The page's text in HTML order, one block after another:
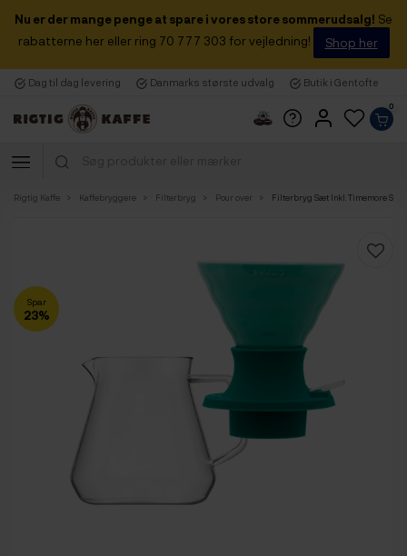
Nu er der mange penge at spare i vores store sommerudsalg! Se
rabatterne her eller ring 70 777 303 for vejledning!
Shop her
Dag til dag levering Danmarks største udvalg Butik i Gentofte
0
Rigtig Kaffe Kaffebryggere Filterbryg Pour over Filterbryg Sæt Inkl. Timemore
Spar
23%